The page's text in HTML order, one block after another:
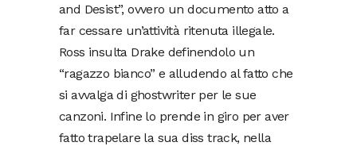
and Desist”, ovvero un documento atto a
far cessare un’attività ritenuta illegale.
Ross insulta Drake definendolo un
“ragazzo bianco” e alludendo al fatto che
si avvalga di ghostwriter per le sue
canzoni. Infine lo prende in giro per aver
fatto trapelare la sua diss track, nella